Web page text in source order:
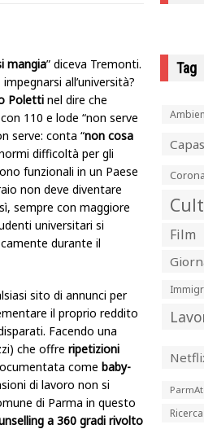
mangia” diceva Tremonti.
all’università?
Poletti nel dire che
110 e lode “non serve
serve: conta “non cosa
difficoltà per gli
funzionali in un Paese
non deve diventare
sempre con maggiore
universitari si
durante il
sito di annunci per
il proprio reddito
Facendo una
che offre ripetizioni
come baby-
di lavoro non si
di Parma in questo
a 360 gradi rivolto
Tag
Capas
Film
Ricerca